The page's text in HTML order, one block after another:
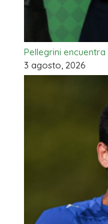
Pellegrini
3 agosto, 2026